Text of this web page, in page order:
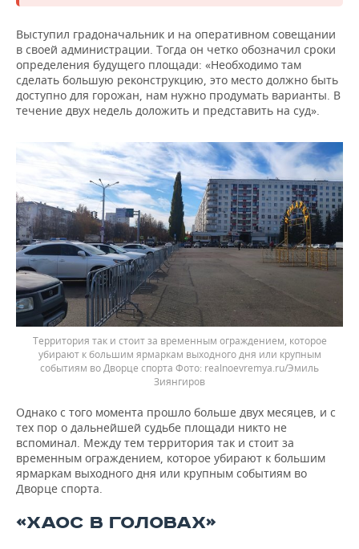
Выступил градоначальник и на оперативном совещании
в своей администрации. Тогда он четко обозначил сроки
определения будущего площади: «Необходимо там
сделать большую реконструкцию, это место должно быть
доступно для горожан, нам нужно продумать варианты. В
течение двух недель доложить и представить на суд».
Территория так и стоит за временным ограждением, которое
убирают к большим ярмаркам выходного дня или крупным
событиям во Дворце спорта
realnoevremya.ru/Эмиль
Зиянгиров
Однако с того момента прошло больше двух месяцев, и с
тех пор о дальнейшей судьбе площади никто не
вспоминал. Между тем территория так и стоит за
временным ограждением, которое убирают к большим
ярмаркам выходного дня или крупным событиям во
Дворце спорта.
«ХАОС В ГОЛОВАХ»